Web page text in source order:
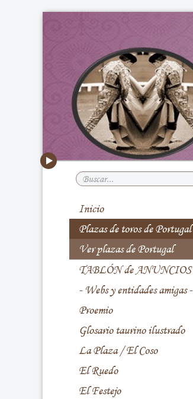
Buscar...
Inicio
Plazas de toros de Portugal
Ver plazas de Portugal
TABLÓN de ANUNCIOS
- Webs y entidades amigas -
Proemio
Glosario taurino ilustrado
La Plaza / El Coso
El Ruedo
El Festejo